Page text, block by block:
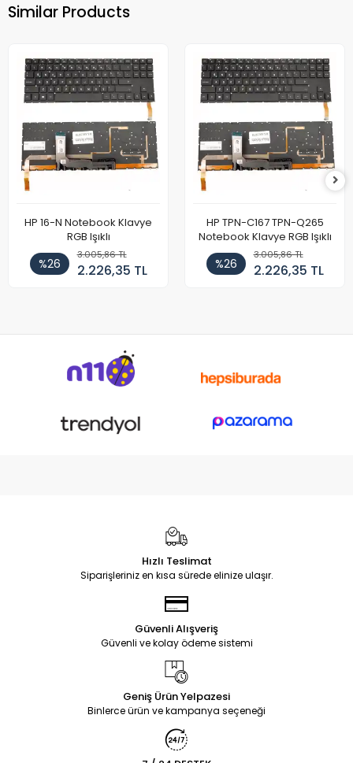
Similar Products
HP 16-N Notebook Klavye
RGB Işıklı
%26
3.005,86 TL
2.226,35 TL
HP TPN-C167 TPN-Q265
Notebook Klavye RGB Işıklı
%26
3.005,86 TL
2.226,35 TL
Hızlı Teslimat
Siparişleriniz en kısa sürede elinize ulaşır.
Güvenli Alışveriş
Güvenli ve kolay ödeme sistemi
Geniş Ürün Yelpazesi
Binlerce ürün ve kampanya seçeneği